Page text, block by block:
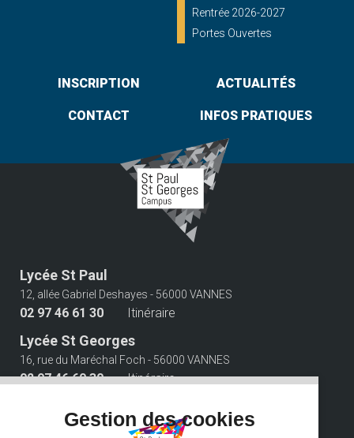
Rentrée 2026-2027
Portes Ouvertes
INSCRIPTION ACTUALITÉS
CONTACT INFOS PRATIQUES
Lycée St Paul
12, allée Gabriel Deshayes - 56000 VANNES
02 97 46 61 30 Itinéraire
Lycée St Georges
16, rue du Maréchal Foch - 56000 VANNES
02 97 46 60 30 Itinéraire
Gestion des cookies